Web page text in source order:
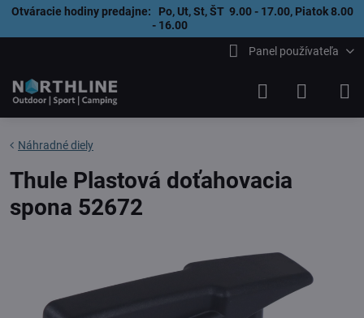
Otváracie hodiny predajne: Po, Ut, St, ŠT 9.00 - 17.00, Piatok 8.00
- 16.00
Panel používateľa
Náhradné diely
Thule Plastová doťahovacia
spona 52672